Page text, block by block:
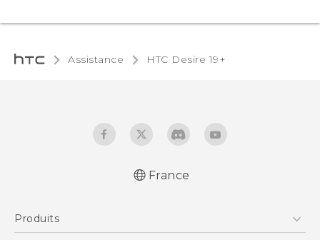
Assistance ‎HTC Desire 19+‎‎
France
Produits